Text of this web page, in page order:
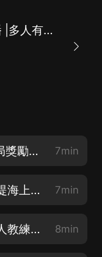
從海洋環球悠閒直播 |多人有聲劇 |系統爽文 |娛樂直播 |金手指|爽文
從海洋環球悠閒直播 001 開局獎勵豪華遊艇 7min
從海洋環球悠閒直播 002 喜提海上小别墅 7min
從海洋環球悠閒直播 003 私人教練不收費哦 8min